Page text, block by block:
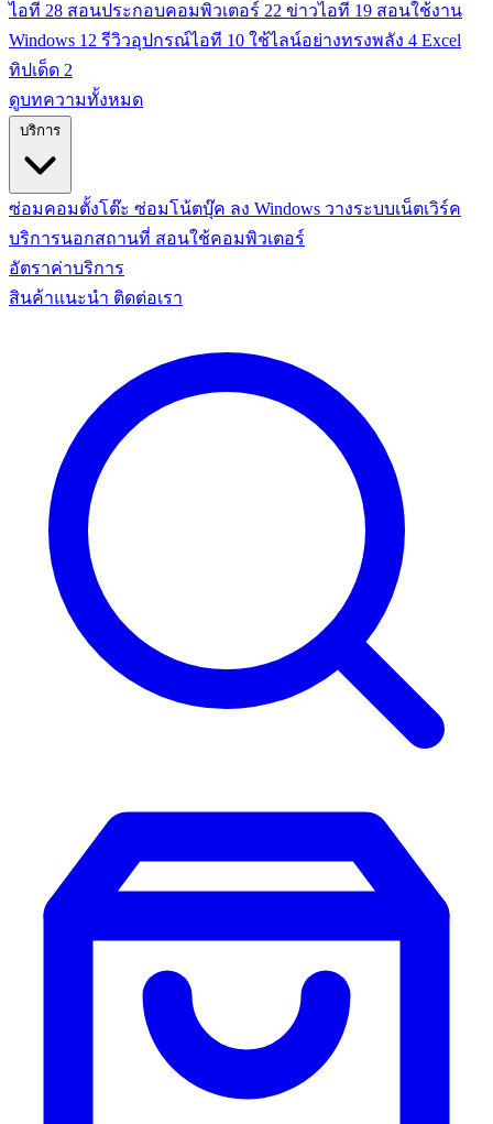
ไอที 28 สอนประกอบคอมพิวเตอร์ 22 ข่าวไอที 19 สอนใช้งาน
Windows 12 รีวิวอุปกรณ์ไอที 10 ใช้ไลน์อย่างทรงพลัง 4 Excel
ทิปเด็ด 2
ดูบทความทั้งหมด
ซ่อมคอมตั้งโต๊ะ ซ่อมโน้ตบุ๊ค ลง Windows วางระบบเน็ตเวิร์ค
บริการนอกสถานที่ สอนใช้คอมพิวเตอร์
อัตราค่าบริการ
สินค้าแนะนำ ติดต่อเรา